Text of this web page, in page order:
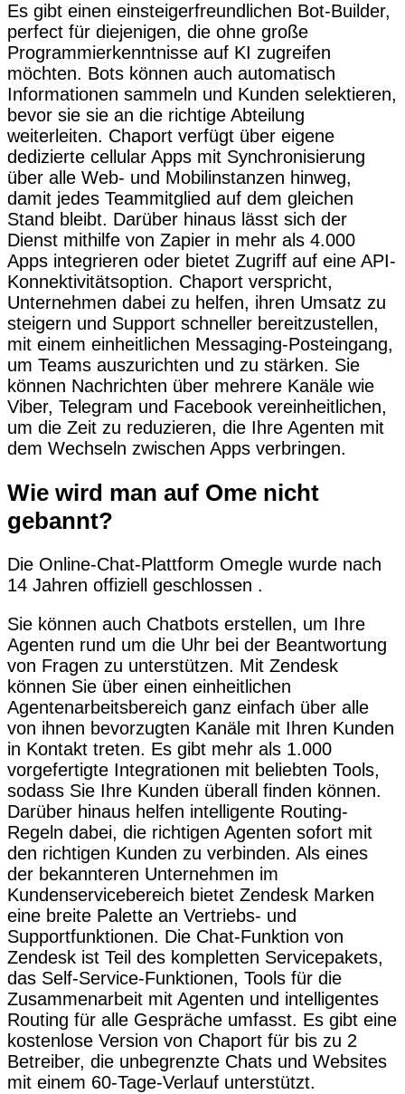
Es gibt einen einsteigerfreundlichen Bot-Builder,
perfect für diejenigen, die ohne große
Programmierkenntnisse auf KI zugreifen
möchten. Bots können auch automatisch
Informationen sammeln und Kunden selektieren,
bevor sie sie an die richtige Abteilung
weiterleiten. Chaport verfügt über eigene
dedizierte cellular Apps mit Synchronisierung
über alle Web- und Mobilinstanzen hinweg,
damit jedes Teammitglied auf dem gleichen
Stand bleibt. Darüber hinaus lässt sich der
Dienst mithilfe von Zapier in mehr als 4.000
Apps integrieren oder bietet Zugriff auf eine API-
Konnektivitätsoption. Chaport verspricht,
Unternehmen dabei zu helfen, ihren Umsatz zu
steigern und Support schneller bereitzustellen,
mit einem einheitlichen Messaging-Posteingang,
um Teams auszurichten und zu stärken. Sie
können Nachrichten über mehrere Kanäle wie
Viber, Telegram und Facebook vereinheitlichen,
um die Zeit zu reduzieren, die Ihre Agenten mit
dem Wechseln zwischen Apps verbringen.
Wie wird man auf Ome nicht
gebannt?
Die Online-Chat-Plattform Omegle wurde nach
14 Jahren offiziell geschlossen .
Sie können auch Chatbots erstellen, um Ihre
Agenten rund um die Uhr bei der Beantwortung
von Fragen zu unterstützen. Mit Zendesk
können Sie über einen einheitlichen
Agentenarbeitsbereich ganz einfach über alle
von ihnen bevorzugten Kanäle mit Ihren Kunden
in Kontakt treten. Es gibt mehr als 1.000
vorgefertigte Integrationen mit beliebten Tools,
sodass Sie Ihre Kunden überall finden können.
Darüber hinaus helfen intelligente Routing-
Regeln dabei, die richtigen Agenten sofort mit
den richtigen Kunden zu verbinden. Als eines
der bekannteren Unternehmen im
Kundenservicebereich bietet Zendesk Marken
eine breite Palette an Vertriebs- und
Supportfunktionen. Die Chat-Funktion von
Zendesk ist Teil des kompletten Servicepakets,
das Self-Service-Funktionen, Tools für die
Zusammenarbeit mit Agenten und intelligentes
Routing für alle Gespräche umfasst. Es gibt eine
kostenlose Version von Chaport für bis zu 2
Betreiber, die unbegrenzte Chats und Websites
mit einem 60-Tage-Verlauf unterstützt.